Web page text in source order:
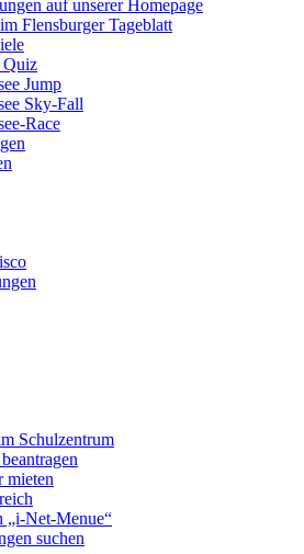
auf unserer Homepage
Flensburger Tageblatt
Quiz
Jump
Sky-Fall
Race
Schulzentrum
mieten
„i-Net-Menue“
suchen